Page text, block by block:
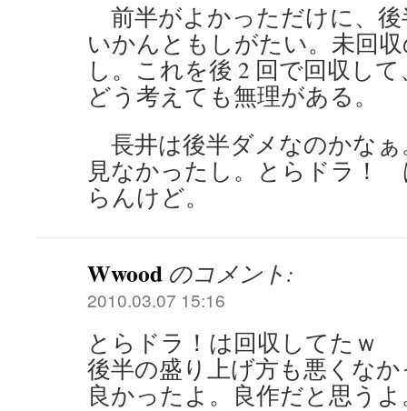
前半がよかっただけに、
いかんともしがたい。未回
し。これを後 2 回で回収し
どう考えても無理がある。
長井は後半ダメなのかな
見なかったし。とらドラ！
らんけど。
Wwood のコメント:
2010.03.07 15:16
とらドラ！は回収してたｗ
後半の盛り上げ方も悪くな
良かったよ。良作だと思う